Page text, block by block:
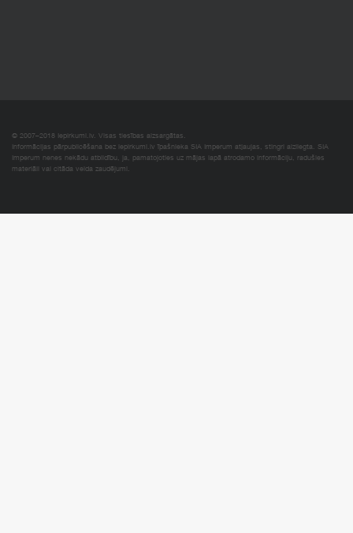
© 2007–2018 Iepirkumi.lv. Visas tiesības aizsargātas.
Informācijas pārpublicēšana bez iepirkumi.lv īpašnieka SIA Imperum atļaujas, stingri aizliegta. SIA
Imperum nenes nekādu atbildību, ja, pamatojoties uz mājas lapā atrodamo informāciju, radušies
materiāli vai citāda veida zaudējumi.